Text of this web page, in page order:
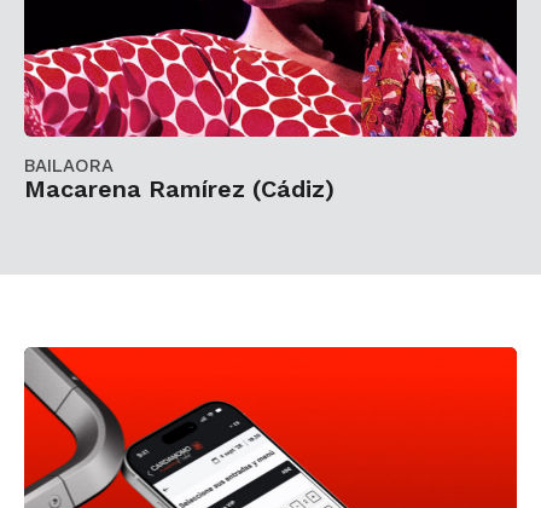
BAILAORA
Macarena Ramírez (Cádiz)